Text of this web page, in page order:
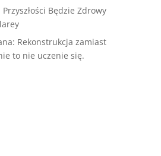
Będzie Zdrowy
Rekonstrukcja zamiast
to nie uczenie się.